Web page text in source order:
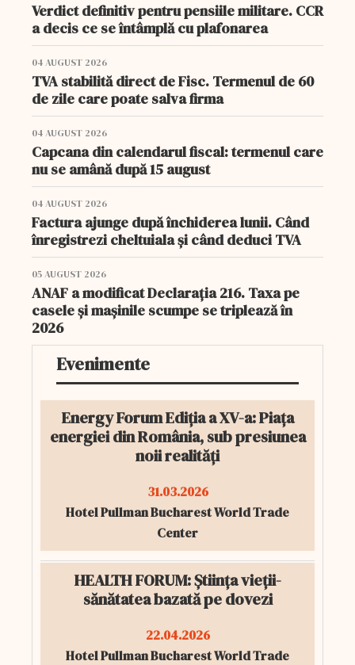
Verdict definitiv pentru pensiile militare. CCR
a decis ce se întâmplă cu plafonarea
04 AUGUST 2026
TVA stabilită direct de Fisc. Termenul de 60
de zile care poate salva firma
04 AUGUST 2026
Capcana din calendarul fiscal: termenul care
nu se amână după 15 august
04 AUGUST 2026
Factura ajunge după închiderea lunii. Când
înregistrezi cheltuiala și când deduci TVA
05 AUGUST 2026
ANAF a modificat Declarația 216. Taxa pe
casele și mașinile scumpe se triplează în
2026
Evenimente
Energy Forum Ediția a XV-a: Piața
energiei din România, sub presiunea
noii realități
31.03.2026
Hotel Pullman Bucharest World Trade
Center
HEALTH FORUM: Știința vieții-
sănătatea bazată pe dovezi
22.04.2026
Hotel Pullman Bucharest World Trade